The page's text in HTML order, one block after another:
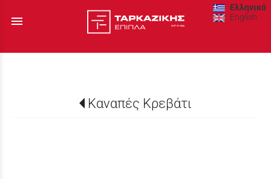
menu
Ελληνικά
English
Καναπές Κρεβάτι